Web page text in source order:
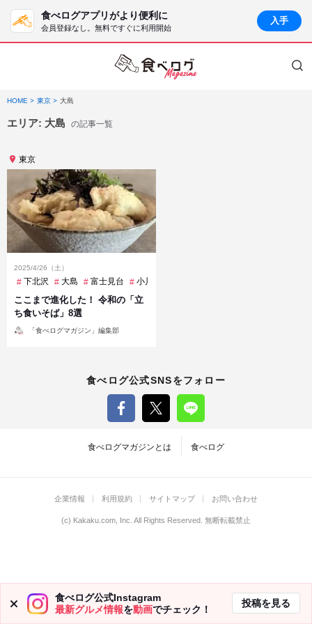
食べログアプリがより便利に
会員登録なし。無料ですぐに利用開始
入手
HOME 東京 大島
エリア: 大島 の記事一覧
東京
2025/4/26（土）
下北沢 大島 富士見台 小川町
ここまで進化した！ 令和の「立
ち食いそば」8選
「食べログマガジン」編集部
食べログ公式SNSをフォロー
食べログマガジンとは 食べログ
食べログ公式Instagram
最新グルメ情報を動画でチェック！
投稿を見る
企業情報 利用規約 サイトマップ お問い合わせ
(c) Kakaku.com, Inc. All Rights Reserved. 無断転載禁止